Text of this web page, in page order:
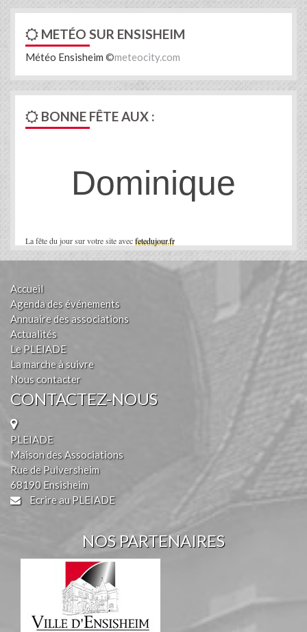
METÉO SUR ENSISHEIM
Météo Ensisheim ©meteocity.com
BONNE FÊTE AUX :
La fête du jour sur votre site avecfetedujour.fr
Dominique
Accueil
Agenda des événements
Annuaire des associations
Actualités
Le PLEIADE
La marche à suivre
Nous contacter
CONTACTEZ-NOUS
PLEIADE
Maison des Associations
Rue de Pulversheim
68190 Ensisheim
Ecrire au PLEIADE
NOS PARTENAIRES